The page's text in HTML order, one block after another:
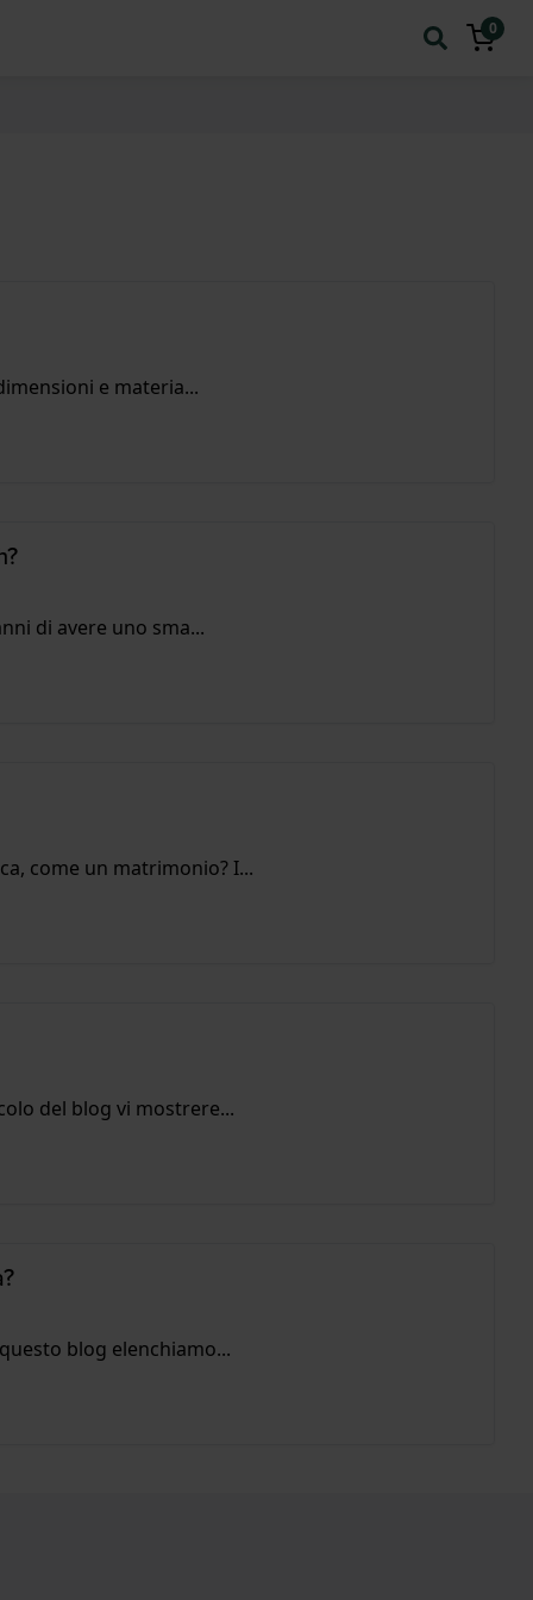
0
e materia...
di avere uno sma...
come un matrimonio? I...
del blog vi mostrere...
blog elenchiamo...